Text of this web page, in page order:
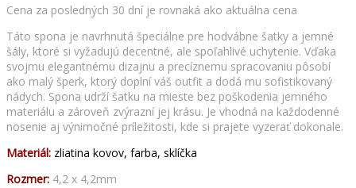
bola:
22.90 €.
je:
17.90 €.
Cena za posledných 30 dní je rovnaká ako aktuálna cena
Táto spona je navrhnutá špeciálne pre hodvábne šatky a jemné
šály, ktoré si vyžadujú decentné, ale spoľahlivé uchytenie. Vďaka
svojmu elegantnému dizajnu a precíznemu spracovaniu pôsobí
ako malý šperk, ktorý doplní váš outfit a dodá mu sofistikovaný
nádych. Spona udrží šatku na mieste bez poškodenia jemného
materiálu a zároveň zvýrazní jej krásu. Je vhodná na každodenné
nosenie aj výnimočné príležitosti, kde si prajete vyzerať dokonale.
Materiál: zliatina kovov, farba, sklíčka
Rozmer: 4,2 x 4,2mm